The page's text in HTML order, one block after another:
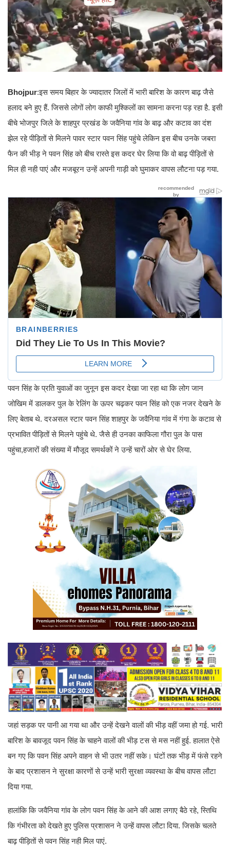
Bhojpur:इस समय बिहार के ज्यादातर जिलों में भारी बारिश के कारण बाढ़ जैसे
हलाद बने हुए हैं. जिससे लोगों लोग काफी मुश्किलों का सामना करना पड़ रहा है. इसी
बीचे भोजपुर जिले के शाहपुर प्रखंड के जवैनिया गांव के बाढ़ और कटाव का दंश
झेल रहे पीड़ितों से मिलने पावर स्टार पवन सिंह पहुंचे लेकिन इस बीच उनके जबरा
फैन की भीड़ ने पवन सिंह को बीच रास्ते इस कदर घेर लिया कि वो बाढ़ पीड़ितों से
मिल ही नही पाएं और मजबूरन उन्हें अपनी गाड़ी को घुमाकर वापस लौटना पड़ गया.
पवन सिंह के प्रति युवाओं का जुनून इस कदर देखा जा रहा था कि लोग जान
जोखिम में डालकर पुल के रेलिंग के ऊपर चढ़कर पवन सिंह को एक नजर देखने के
लिए बेताब थे. दरअसल स्टार पवन सिंह शाहपुर के जवैनिया गांव में गंगा के कटाव से
प्रभावित पीड़ितों से मिलने पहुंचे थे. जैसे ही उनका काफिला गौरा पुल के पास
पहुंचा,हजारों की संख्या में मौजूद समर्थकों ने उन्हें चारों ओर से घेर लिया.
जहां सड़क पर पानी आ गया था और उन्हें देखने वालों की भीड़ वहीं जमा हो गई. भारी
बारिश के बावजूद पवन सिंह के चाहने वालों की भीड़ टस से मस नहीं हुई. हालात ऐसे
बन गए कि पवन सिंह अपने वाहन से भी उतर नहीं सके। घंटों तक भीड़ में फंसे रहने
के बाद प्रशासन ने सुरक्षा कारणों से उन्हें भारी सुरक्षा व्यवस्था के बीच वापस लौटा
दिया गया.
हालांकि कि जवैनिया गांव के लोग पवन सिंह के आने की आश लगाए बैठे रहे, स्तिथि
कि गंभीरता को देखते हुए पुलिस प्रशासन ने उन्हें वापस लौटा दिया. जिसके चलते
बाढ़ पीड़ितों से पवन सिंह नही मिल पाएं.